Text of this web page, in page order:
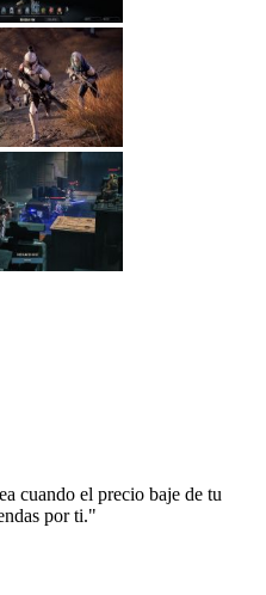
cuando el precio baje de tu
por ti."